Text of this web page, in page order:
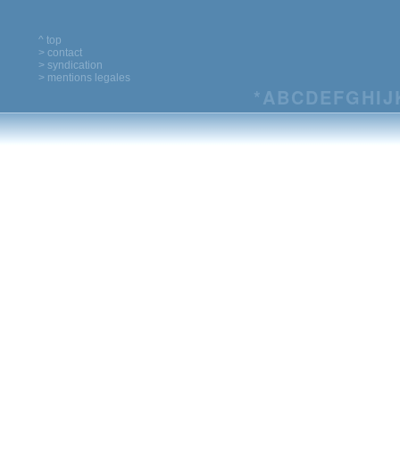
^ top
> contact
> syndication
> mentions legales
*ABCDEFG HIJ